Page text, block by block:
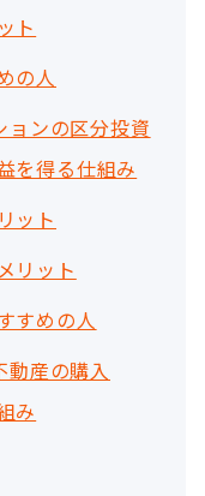
ト
の人
ョンの区分投資
を得る仕組み
ット
リット
すめの人
動産の購入
み